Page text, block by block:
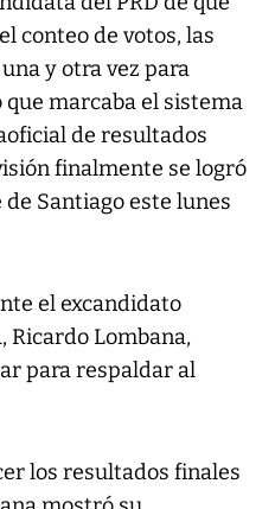
conteo de votos, las
y otra vez para
marcaba el sistema
de resultados
finalmente se logró
Santiago este lunes
el excandidato
Ricardo Lombana,
para respaldar al
los resultados finales